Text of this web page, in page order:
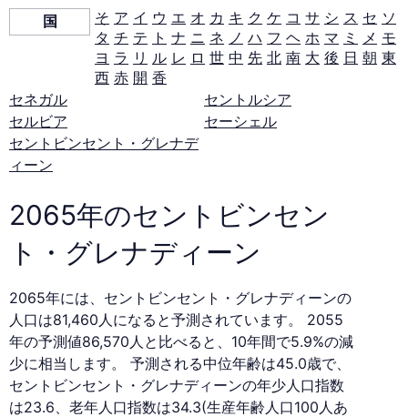
ー
ン
の
口
ピ
ラ
ミ
国 そ ア イ ウ エ オ カ キ ク ケ コ サ シ ス セ ソ
タ チ テ ト ナ ニ ネ ノ ハ フ ヘ ホ マ ミ メ モ
ヨ ラ リ ル レ ロ 世 中 先 北 南 大 後 日 朝 東
西 赤 開 香
セネガル
セルビア
セントビンセント・グレナデ
ィーン
セントルシア
セーシェル
2065年のセントビンセン
ト・グレナディーン
2065年には、セントビンセント・グレナディーンの
人口は81,460人になると予測されています。 2055
年の予測値86,570人と比べると、10年間で5.9%の減
少に相当します。 予測される中位年齢は45.0歳で、
セントビンセント・グレナディーンの年少人口指数
は23.6、老年人口指数は34.3(生産年齢人口100人あ